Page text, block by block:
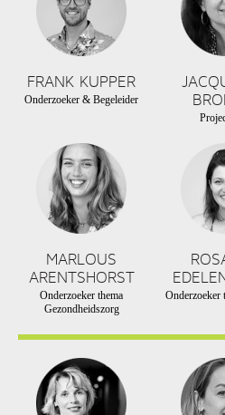
FRANK KUPPER
Onderzoeker & Begeleider
MARLOUS
ARENTSHORST
Onderzoeker thema
Gezondheidszorg
Onderzoeker